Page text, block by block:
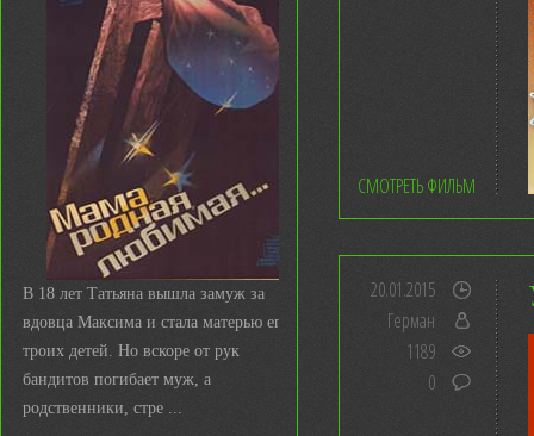
В 18 лет Татьяна вышла замуж за
вдовца Максима и стала матерью его
троих детей. Но вскоре от рук
бандитов погибает муж, а
родственники, стре ...
СМОТРЕТЬ ФИЛЬМ
20.01.2015
Герман
1189
0